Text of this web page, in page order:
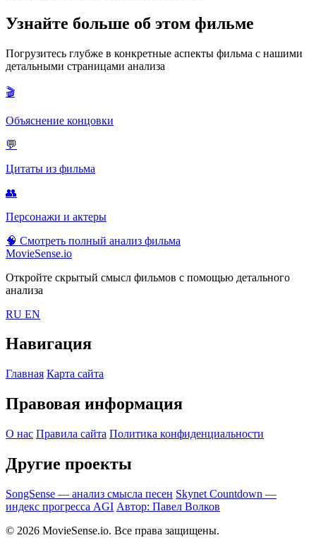
Узнайте больше об этом фильме
Погрузитесь глубже в конкретные аспекты фильма с нашими
детальными страницами анализа
🎬
Объяснение концовки
💬
Цитаты из фильма
👥
Персонажи и актеры
🧠 Смотреть полный анализ фильма
MovieSense.io
Откройте скрытый смысл фильмов с помощью детального
анализа
RU EN
Навигация
Главная Карта сайта
Правовая информация
О нас Правила сайта Политика конфиденциальности
Другие проекты
SongSense — анализ смысла песен Skynet Countdown —
индекс прогресса AGI Автор: Павел Волков
© 2026 MovieSense.io. Все права защищены.